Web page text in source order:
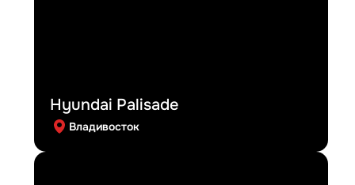
Hyundai Palisade
Владивосток